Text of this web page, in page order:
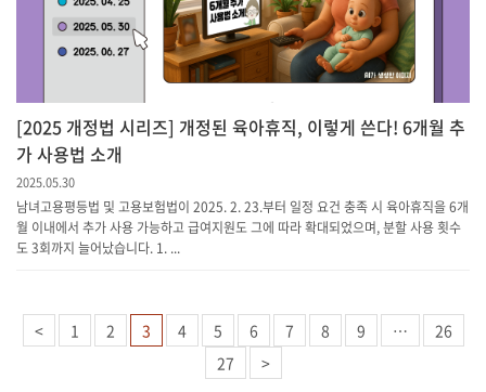
[2025 개정법 시리즈] 개정된 육아휴직, 이렇게 쓴다! 6개월 추
가 사용법 소개
2025.05.30
남녀고용평등법 및 고용보험법이 2025. 2. 23.부터 일정 요건 충족 시 육아휴직을 6개
월 이내에서 추가 사용 가능하고 급여지원도 그에 따라 확대되었으며, 분할 사용 횟수
도 3회까지 늘어났습니다. 1. ...
< 1 2 3 4 5 6 7 8 9 …
26
27
>